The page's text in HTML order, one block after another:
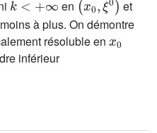
en
et
à plus. On démontre
résoluble en
x0
inférieur